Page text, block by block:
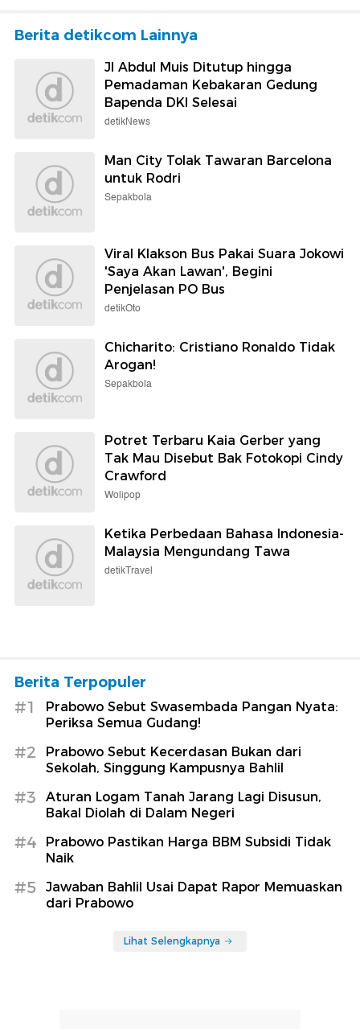
Berita detikcom Lainnya
Jl Abdul Muis Ditutup hingga
Pemadaman Kebakaran Gedung
Bapenda DKI Selesai
detikNews
Man City Tolak Tawaran Barcelona
untuk Rodri
Sepakbola
Viral Klakson Bus Pakai Suara Jokowi
'Saya Akan Lawan', Begini
Penjelasan PO Bus
detikOto
Chicharito: Cristiano Ronaldo Tidak
Arogan!
Sepakbola
Potret Terbaru Kaia Gerber yang
Tak Mau Disebut Bak Fotokopi Cindy
Crawford
Wolipop
Ketika Perbedaan Bahasa Indonesia-
Malaysia Mengundang Tawa
detikTravel
Berita Terpopuler
#1
Prabowo Sebut Swasembada Pangan Nyata:
Periksa Semua Gudang!
#2
Prabowo Sebut Kecerdasan Bukan dari
Sekolah, Singgung Kampusnya Bahlil
#3
Aturan Logam Tanah Jarang Lagi Disusun,
Bakal Diolah di Dalam Negeri
#4
Prabowo Pastikan Harga BBM Subsidi Tidak
Naik
#5
Jawaban Bahlil Usai Dapat Rapor Memuaskan
dari Prabowo
Lihat Selengkapnya